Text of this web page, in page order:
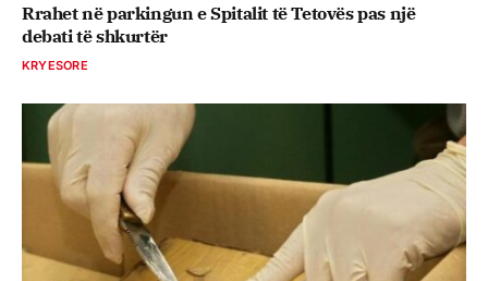
Rrahet në parkingun e Spitalit të Tetovës pas një
debati të shkurtër
KRYESORE